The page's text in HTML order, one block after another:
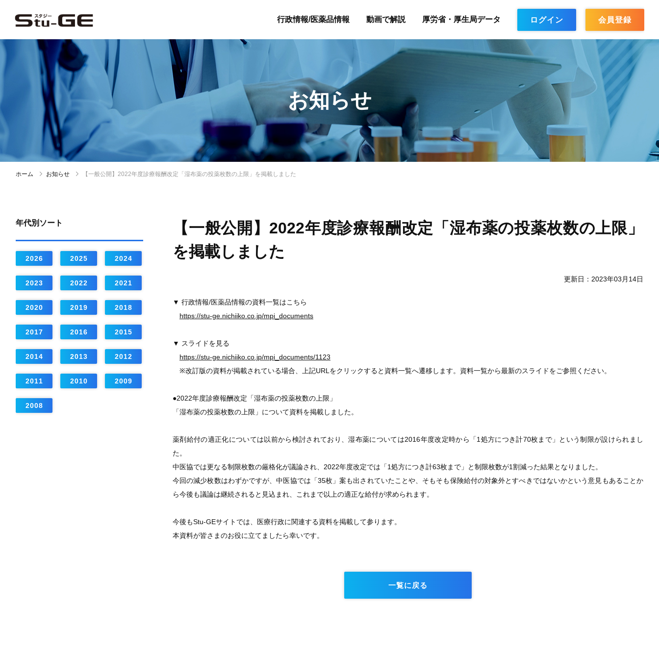
行政情報/医薬品情報 動画で解説 厚労省・厚生局データ ログイン 会員登録
お知らせ
ホーム お知らせ 【一般公開】2022年度診療報酬改定「湿布薬の投薬枚数の上限」を掲載しました
【一般公開】2022年度診療報酬改定「湿布薬の投薬枚数の上限」
を掲載しました
更新日：2023年03月14日
▼ 行政情報/医薬品情報の資料一覧はこちら
https://stu-ge.nichiiko.co.jp/mpi_documents
▼ スライドを見る
https://stu-ge.nichiiko.co.jp/mpi_documents/1123
※改訂版の資料が掲載されている場合、上記URLをクリックすると資料一覧へ遷移します。資料一覧から最新のスライドをご参照ください。
●2022年度診療報酬改定「湿布薬の投薬枚数の上限」
「湿布薬の投薬枚数の上限」について資料を掲載しました。
薬剤給付の適正化については以前から検討されており、湿布薬については2016年度改定時から「1処方につき計70枚まで」という制限が設けられまし
た。
中医協では更なる制限枚数の厳格化が議論され、2022年度改定では「1処方につき計63枚まで」と制限枚数が1割減った結果となりました。
今回の減少枚数はわずかですが、中医協では「35枚」案も出されていたことや、そもそも保険給付の対象外とすべきではないかという意見もあることか
ら今後も議論は継続されると見込まれ、これまで以上の適正な給付が求められます。
今後もStu-GEサイトでは、医療行政に関連する資料を掲載して参ります。
本資料が皆さまのお役に立てましたら幸いです。
一覧に戻る
年代別ソート
2026 2025 2024
2023 2022 2021
2020 2019 2018
2017 2016 2015
2014 2013 2012
2011 2010 2009
2008